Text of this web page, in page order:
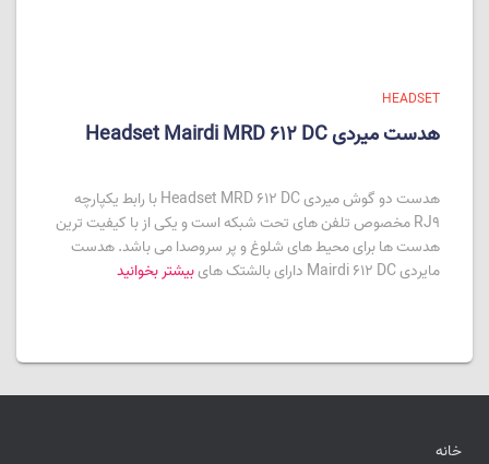
HEADSET
هدست میردی Headset Mairdi MRD 612 DC
هدست دو گوش میردی Headset MRD 612 DC با رابط یکپارچه
RJ9 مخصوص تلفن های تحت شبکه است و یکی از با کیفیت ترین
هدست ها برای محیط های شلوغ و پر سروصدا می باشد. هدست
مایردی Mairdi 612 DC دارای بالشتک های
بیشتر بخوانید
خانه